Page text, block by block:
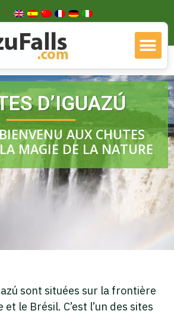
D’IGUAZÚ
AUX CHUTES
MAGIE DE LA NATURE
sont situées sur la frontière
le Brésil. C’est l’un des sites